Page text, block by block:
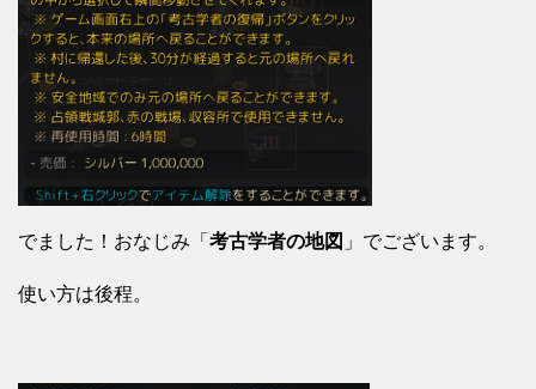
でました！おなじみ「 考古学者の地図 」でございます。
使い方は後程。